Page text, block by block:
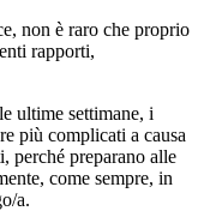
non è raro che proprio
rapporti,
ultime settimane, i
più complicati a causa
perché preparano alle
come sempre, in
a.